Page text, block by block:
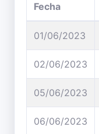
Fecha
01/06/2023
02/06/2023
05/06/2023
06/06/2023